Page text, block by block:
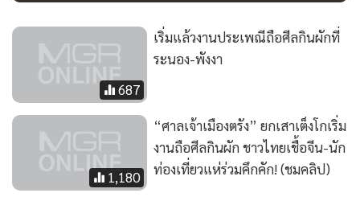
687
เริ่มแล้วงานประเพณีถือศีลกินผักที่
ระนอง-พังงา
1,180
“ศาลเจ้าเมืองตรัง” ยกเสาเต็งโกเริ่ม
งานถือศีลกินผัก ชาวไทยเชื้อจีน-นัก
ท่องเที่ยวแห่ร่วมคึกคัก! (ชมคลิป)